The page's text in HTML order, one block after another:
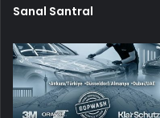
Sanal Santral